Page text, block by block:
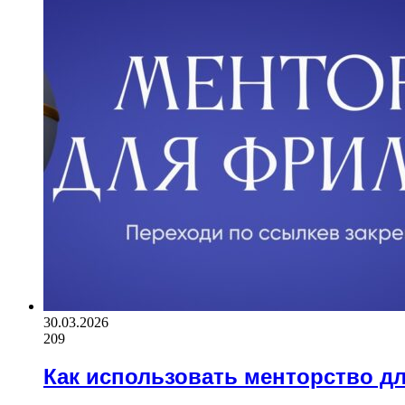
30.03.2026
209
Как использовать менторство